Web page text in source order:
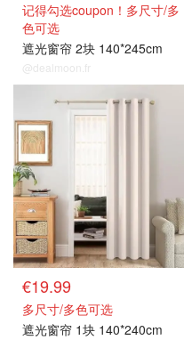
记得勾选coupon！多尺寸/多
色可选
遮光窗帘 2块 140*245cm
@dealmoon.fr
遮光窗帘
€19.99
多尺寸/多色可选
遮光窗帘 1块 140*240cm